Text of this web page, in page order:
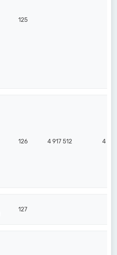
125
126 4 917 512 4
127